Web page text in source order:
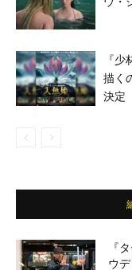
『
描く
決定
『
ウ